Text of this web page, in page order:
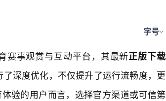
字号
赛事观赏与互动平台，其最新正版下载
深度优化，不仅提升了运行流畅度，更
验的用户而言，选择官方渠道或可信第